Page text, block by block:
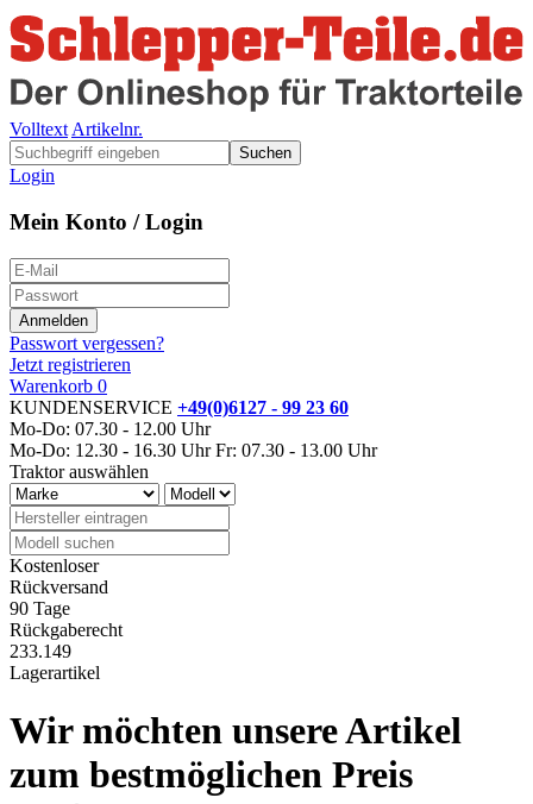
Volltext Artikelnr.
Suchen
Login
Mein Konto / Login
Passwort vergessen?
Jetzt registrieren
Warenkorb 0
KUNDENSERVICE +49(0)6127 - 99 23 60
Mo-Do: 07.30 - 12.00 Uhr
Mo-Do: 12.30 - 16.30 Uhr Fr: 07.30 - 13.00 Uhr
Traktor auswählen
Kostenloser
Rückversand
90 Tage
Rückgaberecht
233.149
Lagerartikel
Wir möchten unsere Artikel
zum bestmöglichen Preis